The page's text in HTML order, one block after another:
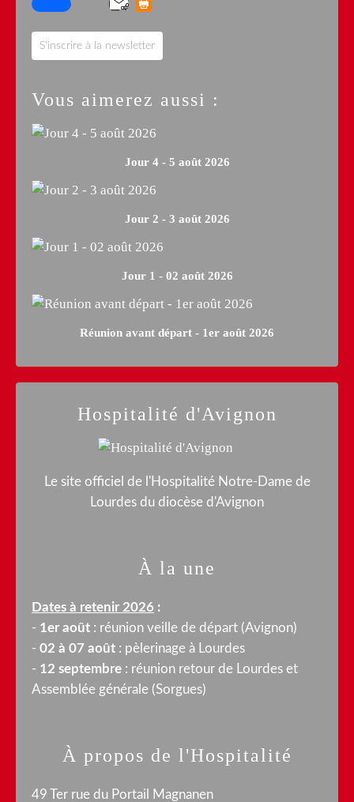
S'inscrire à la newsletter
Vous aimerez aussi :
Jour 4 - 5 août 2026
Jour 2 - 3 août 2026
Jour 1 - 02 août 2026
Réunion avant départ - 1er août 2026
Hospitalité d'Avignon
Le site officiel de l'Hospitalité Notre-Dame de
Lourdes du diocèse d'Avignon
À propos de l'Hospitalité
49 Ter rue du Portail Magnanen
À la une
Dates à retenir 2026 :
- 1er août : réunion veille de départ (Avignon)
- 02 à 07 août : pèlerinage à Lourdes
- 12 septembre : réunion retour de Lourdes et
Assemblée générale (Sorgues)